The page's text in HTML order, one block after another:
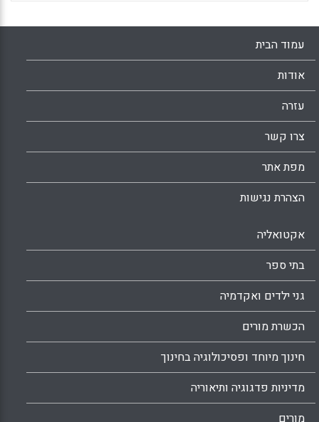
עמוד הבית
אודות
עזרה
צרו קשר
מפת אתר
הצהרת נגישות
אקטואליה
בתי ספר
גני ילדים ואקדמיה
הכשרת מורים
חינוך מיוחד ופסיכולוגיה בחינוך
מדיניות פדגוגיה ותיאוריה
מורים